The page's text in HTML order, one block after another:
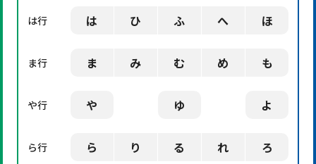
は行 は ひ ふ へ ほ
ま行 ま み む め も
や行 や ゆ よ
ら行 ら り る れ ろ